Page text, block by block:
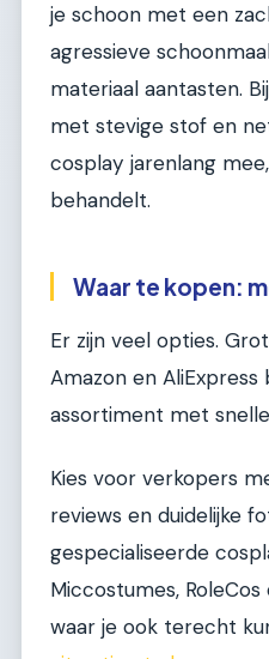
je schoon met een
agressieve
materiaal aantasten.
met stevige stof en
cosplay jarenlang
behandelt.
Waar te kopen:
Er zijn veel opties.
Amazon en
assortiment met
Kies voor verkopers
reviews en duidelijke
gespecialiseerde
Miccostumes,
waar je ook terecht